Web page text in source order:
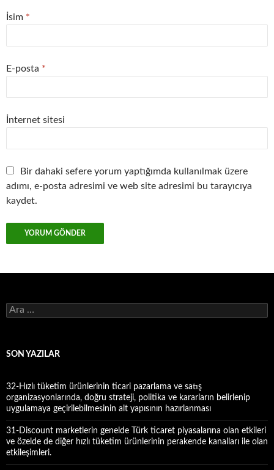
İsim *
E-posta *
İnternet sitesi
Bir dahaki sefere yorum yaptığımda kullanılmak üzere
adımı, e-posta adresimi ve web site adresimi bu tarayıcıya
kaydet.
A
r
a
SON YAZILAR
32-Hızlı tüketim ürünlerinin ticari pazarlama ve satış
organizasyonlarında, doğru strateji, politika ve kararların belirlenip
uygulamaya geçirilebilmesinin alt yapısının hazırlanması
31-Discount marketlerin genelde Türk ticaret piyasalarına olan etkileri
ve özelde de diğer hızlı tüketim ürünlerinin perakende kanalları ile olan
etkileşimleri.